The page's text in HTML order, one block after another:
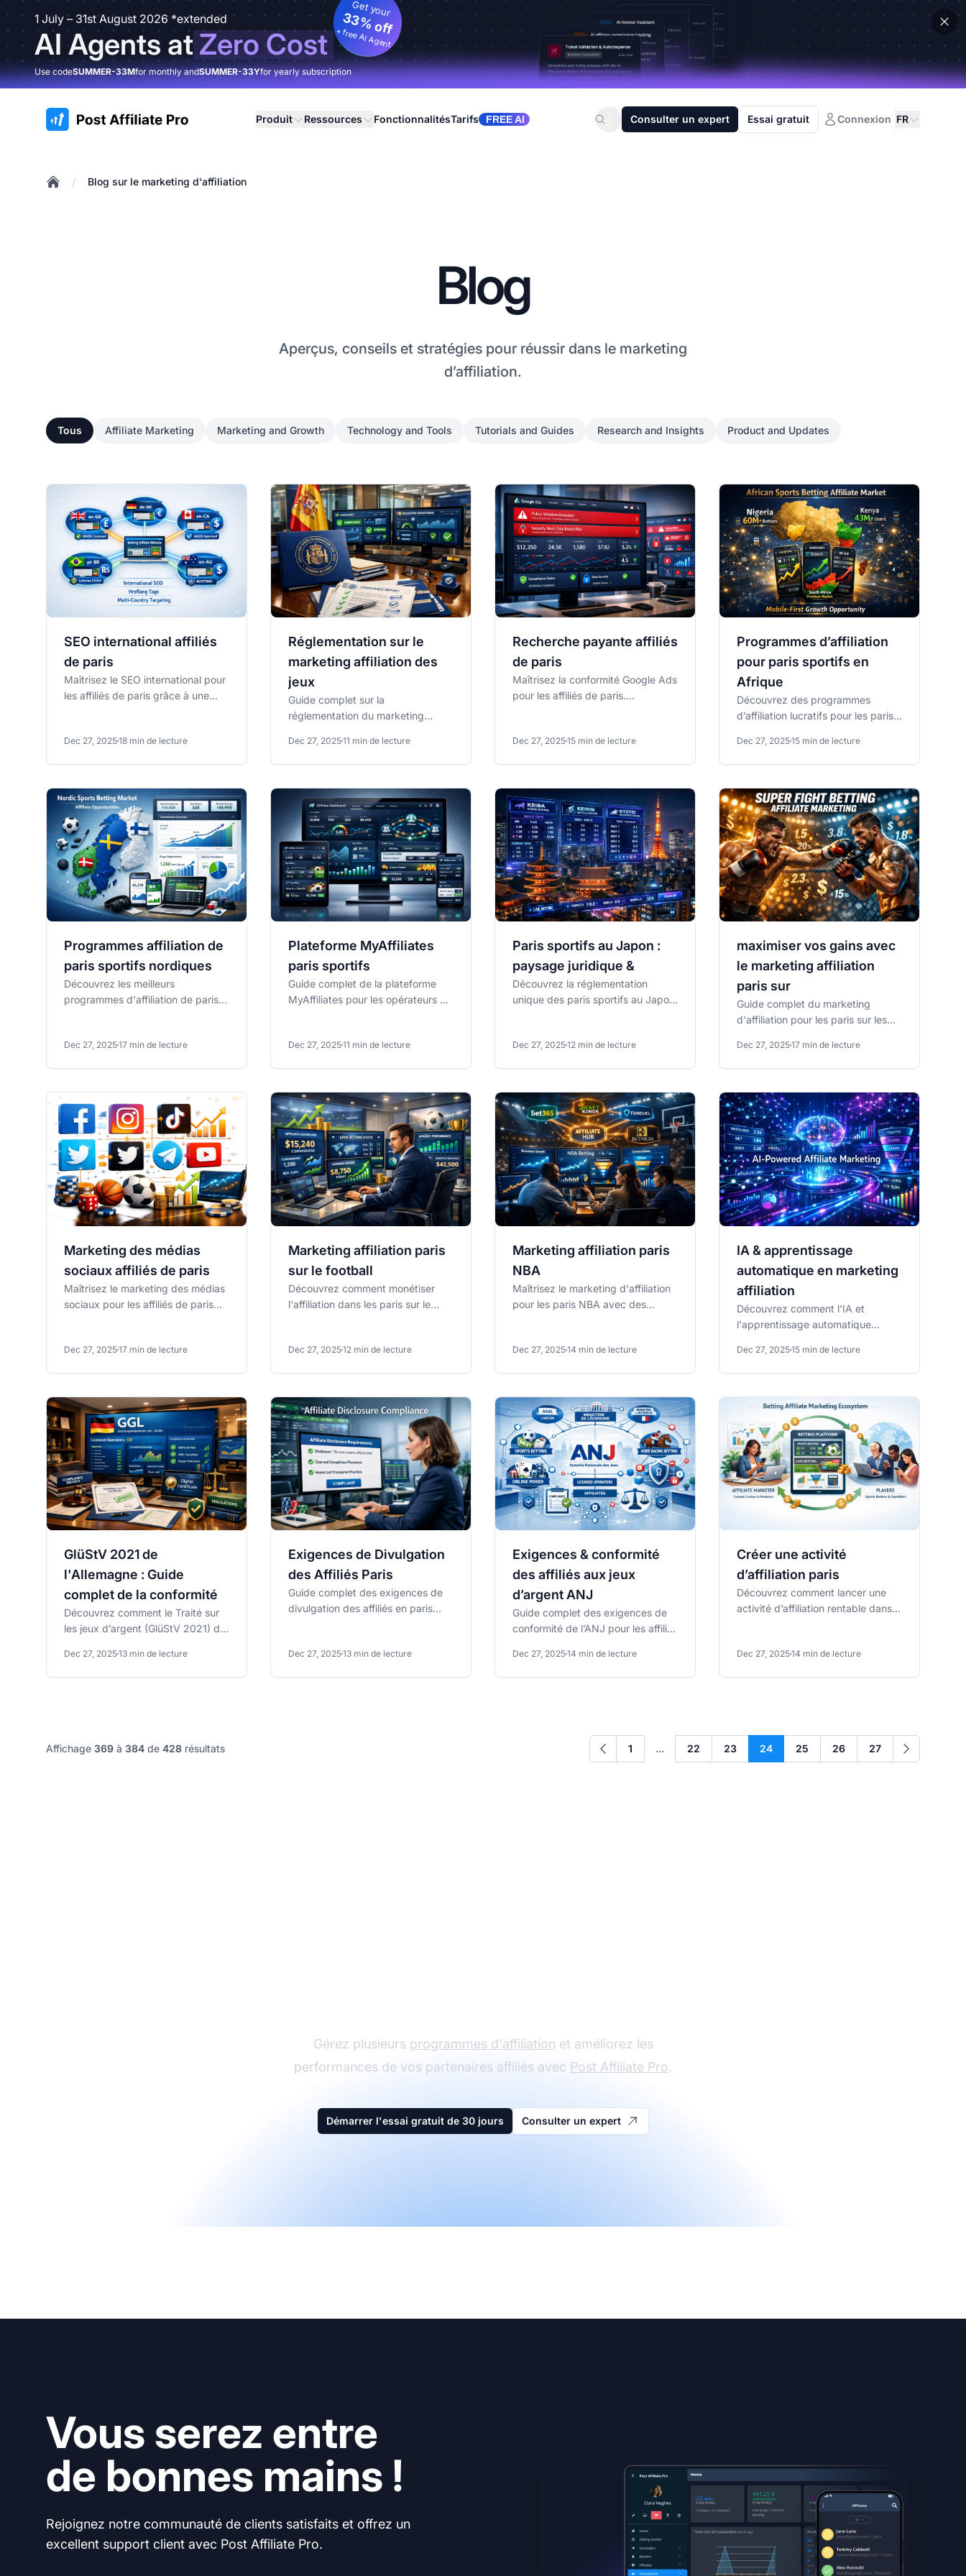
1 July – 31st August 2026 *extended
AI Agents atZero Cost
Get your
33% off
+ free AI Agent
Use codeSUMMER-33Mfor monthly andSUMMER-33Yfor yearly subscription
:site.title Produit Ressources FonctionnalitésTarifs FREE AI Consulter un expert Essai gratuit Connexion FR
/ Blog sur le marketing d'affiliation
Blog
Aperçus, conseils et stratégies pour réussir dans le marketing
d’affiliation.
Tous Affiliate Marketing Marketing and Growth Technology and Tools Tutorials and Guides Research and Insights Product and Updates
SEO international affiliés
de paris
Maîtrisez le SEO international pour
les affiliés de paris grâce à une
Dec 27, 202518 min de lecture
Réglementation sur le
marketing affiliation des
jeux
Guide complet sur la
réglementation du marketing
DGOJ en Espagne, les exigences
en...
Dec 27, 202511 min de lecture
Recherche payante affiliés
de paris
Maîtrisez la conformité Google Ads
pour les affiliés de paris.
Dec 27, 202515 min de lecture
Programmes d’affiliation
pour paris sportifs en
Afrique
Découvrez des programmes
d’affiliation lucratifs pour les paris
Nigeria, au Kenya et...
Dec 27, 202515 min de lecture
Programmes affiliation de
paris sportifs nordiques
Découvrez les meilleurs
programmes d'affiliation de paris
Dec 27, 202517 min de lecture
Plateforme MyAffiliates
paris sportifs
Guide complet de la plateforme
MyAffiliates pour les opérateurs de
Dec 27, 202511 min de lecture
Paris sportifs au Japon :
paysage juridique &
Découvrez la réglementation
unique des paris sportifs au Japon,
Dec 27, 202512 min de lecture
maximiser vos gains avec
le marketing affiliation
paris sur
Guide complet du marketing
d'affiliation pour les paris sur les
Découvrez les modèles de...
Dec 27, 202517 min de lecture
Marketing des médias
sociaux affiliés de paris
Maîtrisez le marketing des médias
sociaux pour les affiliés de paris
Dec 27, 202517 min de lecture
Marketing affiliation paris
sur le football
Découvrez comment monétiser
l'affiliation dans les paris sur le
Dec 27, 202512 min de lecture
Marketing affiliation paris
NBA
Maîtrisez le marketing d'affiliation
pour les paris NBA avec des
Dec 27, 202514 min de lecture
IA & apprentissage
automatique en marketing
affiliation
Découvrez comment l'IA et
l'apprentissage automatique
d'affiliation pour les paris grâce
au...
Dec 27, 202515 min de lecture
GlüStV 2021 de
l'Allemagne : Guide
complet de la conformité
Découvrez comment le Traité sur
les jeux d’argent (GlüStV 2021) de
d’affiliation.
Dec 27, 202513 min de lecture
Exigences de Divulgation
des Affiliés Paris
Guide complet des exigences de
divulgation des affiliés en paris
Dec 27, 202513 min de lecture
Exigences & conformité
des affiliés aux jeux
d’argent ANJ
Guide complet des exigences de
conformité de l’ANJ pour les affiliés
Découvrez les règles...
Dec 27, 202514 min de lecture
Créer une activité
d’affiliation paris
Découvrez comment lancer une
activité d’affiliation rentable dans
Dec 27, 202514 min de lecture
Affichage 369 à 384 de 428 résultats
Précédent
1 ... 22 23 24 25 26 27
Suivant
Gérez plusieurs programmes d'affiliation et améliorez les
performances de vos partenaires affiliés avec Post Affiliate Pro.
Démarrer l'essai gratuit de 30 jours Consulter un expert
Vous serez entre
de bonnes mains !
Rejoignez notre communauté de clients satisfaits et offrez un
excellent support client avec Post Affiliate Pro.